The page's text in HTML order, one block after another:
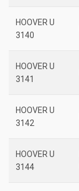
HOOVER U
3140
HOOVER U
3141
HOOVER U
3142
HOOVER U
3144